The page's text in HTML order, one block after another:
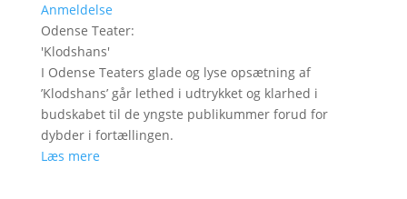
Anmeldelse
Odense Teater:
'Klodshans'
I Odense Teaters glade og lyse opsætning af
’Klodshans’ går lethed i udtrykket og klarhed i
budskabet til de yngste publikummer forud for
dybder i fortællingen.
Læs mere